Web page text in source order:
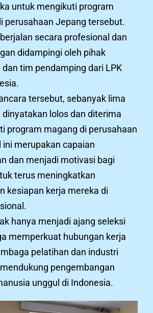
untuk mengikuti program
perusahaan Jepang tersebut.
secara profesional dan
didampingi oleh pihak
tim pendamping dari LPK
tersebut, sebanyak lima
lolos dan diterima
program magang di perusahaan
merupakan capaian
dan menjadi motivasi bagi
terus meningkatkan
kesiapan kerja mereka di
hanya menjadi ajang seleksi
memperkuat hubungan kerja
pelatihan dan industri
pengembangan
unggul di Indonesia.